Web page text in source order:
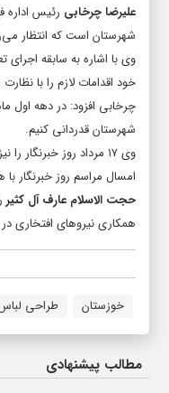
علیرضا چرخابی رئیس
شهرستان است که انتظار
وی با اشاره به سابقه
خود اقدامات لازم را با
چرخابی افزود: در دهه اول
شهرستان قدردانی کنیم.
وی ۱۷ مرداد روز
امسال مراسم روز خبرنگار
حجت الاسلام عارف آل کثیر
همکاری نیروهای افتخاری در بین ۹۰۰ ستاد نمازجمعه کشور دارای رتبه برتر کشوری است که باید این جایگاه و افراد دست اندرکار ستاد
خوزستان طراحی لباس
مطالب پیشنهادی